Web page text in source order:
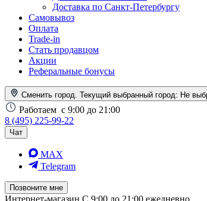
Доставка по Санкт-Петербургу
Самовывоз
Оплата
Trade-in
Стать продавцом
Акции
Реферальные бонусы
Сменить город. Текущий выбранный город: Не
Работаем с 9:00 до 21:00
8 (495) 225-99-22
Чат
MAX
Telegram
Позвоните мне
Интернет-магазин С 9:00 до 21:00 ежедневно